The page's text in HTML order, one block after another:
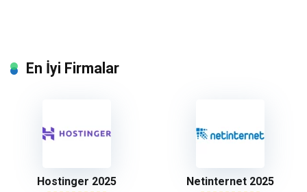
En İyi Firmalar
Hostinger 2025 Netinternet 2025